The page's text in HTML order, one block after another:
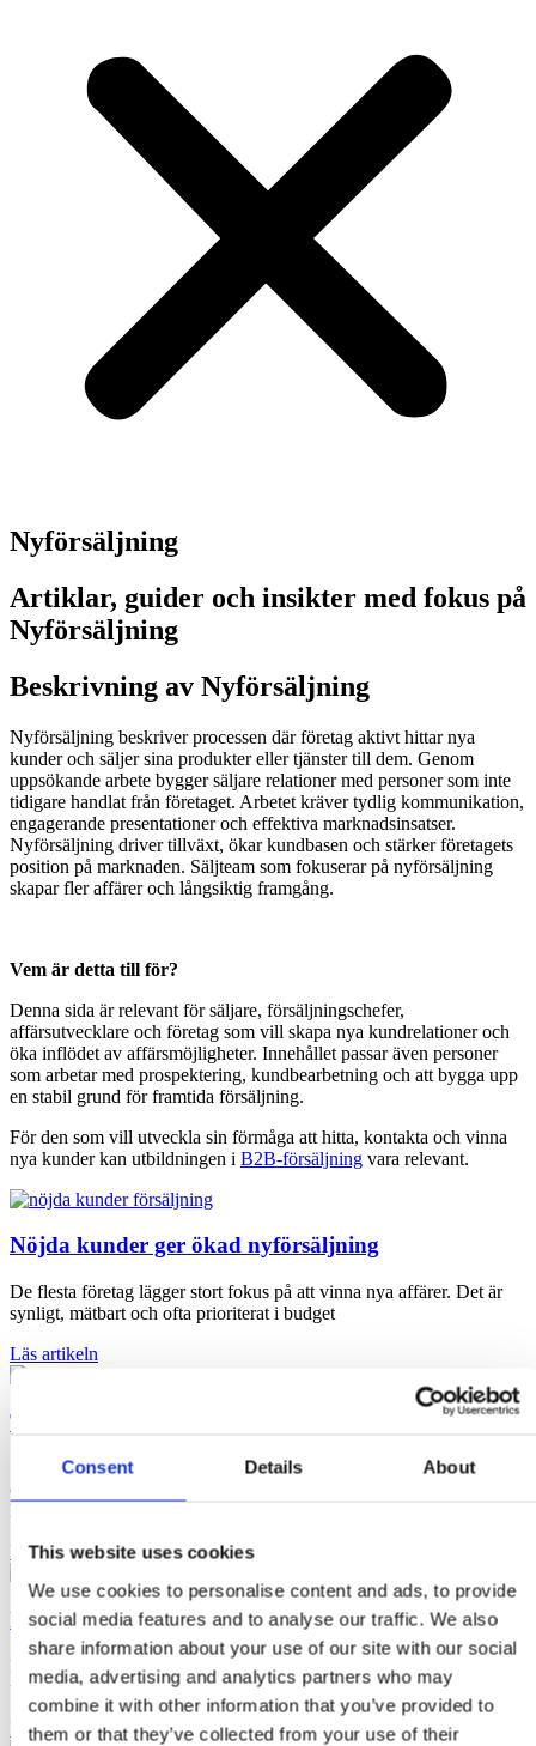
Consent Details About
This website uses cookies
We use cookies to personalise content and ads, to provide
social media features and to analyse our traffic. We also
share information about your use of our site with our social
media, advertising and analytics partners who may
combine it with other information that you’ve provided to
them or that they’ve collected from your use of their
Nyförsäljning
Artiklar, guider och insikter med fokus på
Nyförsäljning
Beskrivning av Nyförsäljning
Nyförsäljning beskriver processen där företag aktivt hittar nya
kunder och säljer sina produkter eller tjänster till dem. Genom
uppsökande arbete bygger säljare relationer med personer som inte
tidigare handlat från företaget. Arbetet kräver tydlig kommunikation,
engagerande presentationer och effektiva marknadsinsatser.
Nyförsäljning driver tillväxt, ökar kundbasen och stärker företagets
position på marknaden. Säljteam som fokuserar på nyförsäljning
skapar fler affärer och långsiktig framgång.
Vem är detta till för?
Denna sida är relevant för säljare, försäljningschefer,
affärsutvecklare och företag som vill skapa nya kundrelationer och
öka inflödet av affärsmöjligheter. Innehållet passar även personer
som arbetar med prospektering, kundbearbetning och att bygga upp
en stabil grund för framtida försäljning.
För den som vill utveckla sin förmåga att hitta, kontakta och vinna
nya kunder kan utbildningen i B2B-försäljning vara relevant.
Nöjda kunder ger ökad nyförsäljning
De flesta företag lägger stort fokus på att vinna nya affärer. Det är
synligt, mätbart och ofta prioriterat i budget
Läs artikeln
Tre vanliga orsaker till svag nykundsförsäljning
Svag nykundsförsäljning leder nästan alltid till en krympande
omsättning. För att skapa tillväxt behöver du attrahera nya kunder.
Beroende på
Läs artikeln
Hur du hittar din första kund
Fler och fler startar eget på hel- eller deltid, en av de vanligaste
utmaningarna är att få kunder. Den första
Läs artikeln